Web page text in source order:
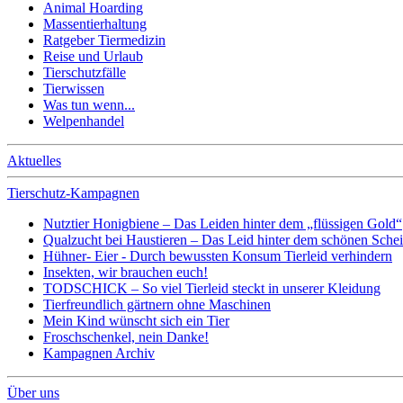
Animal Hoarding
Massentierhaltung
Ratgeber Tiermedizin
Reise und Urlaub
Tierschutzfälle
Tierwissen
Was tun wenn...
Welpenhandel
Aktuelles
Tierschutz-Kampagnen
Nutztier Honigbiene – Das Leiden hinter dem „flüssigen Gold“
Qualzucht bei Haustieren – Das Leid hinter dem schönen
Hühner- Eier - Durch bewussten Konsum Tierleid verhindern
Insekten, wir brauchen euch!
TODSCHICK – So viel Tierleid steckt in unserer Kleidung
Tierfreundlich gärtnern ohne Maschinen
Mein Kind wünscht sich ein Tier
Froschschenkel, nein Danke!
Kampagnen Archiv
Über uns